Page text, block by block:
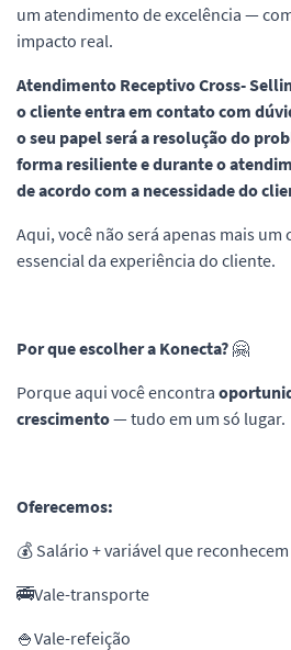
um atendimento de excelência —
impacto real.
Atendimento Receptivo Cross-
o cliente entra em contato com
o seu papel será a resolução do
forma resiliente e durante o
de acordo com a necessidade do
Aqui, você não será apenas mais
essencial da experiência do cliente.
Por que escolher a Konecta? 🤗
Porque aqui você encontra
crescimento— tudo em um só lugar.
Oferecemos:
💰 Salário + variável que
🚎Vale-transporte
🍚Vale-refeição